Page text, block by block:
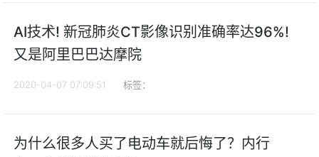
AI技术! 新冠肺炎CT影像识别准确率达96%!
又是阿里巴巴达摩院
2020-04-07 07:09:51 标签：
为什么很多人买了电动车就后悔了？内行